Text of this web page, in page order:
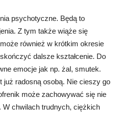
psychotyczne. Będą to
Z tym także wiąże się
również w krótkim okresie
dalsze kształcenie. Do
emocje jak np. żal, smutek.
już radosną osobą. Nie cieszy go
może zachowywać się nie
W chwilach trudnych, ciężkich